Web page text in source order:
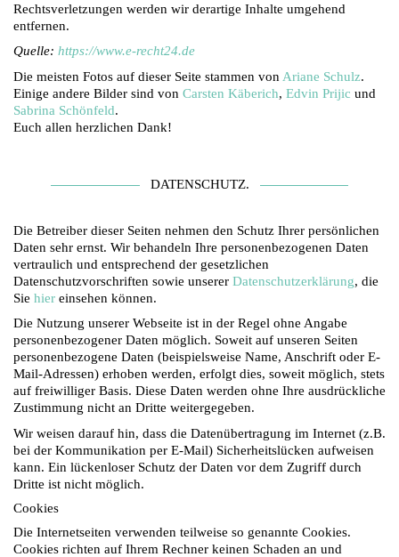
Rechtsverletzungen werden wir derartige Inhalte umgehend
entfernen.
Quelle: https://www.e-recht24.de
Die meisten Fotos auf dieser Seite stammen von Ariane Schulz.
Einige andere Bilder sind von Carsten Käberich, Edvin Prijic und
Sabrina Schönfeld.
Euch allen herzlichen Dank!
DATENSCHUTZ.
Die Betreiber dieser Seiten nehmen den Schutz Ihrer persönlichen
Daten sehr ernst. Wir behandeln Ihre personenbezogenen Daten
vertraulich und entsprechend der gesetzlichen
Datenschutzvorschriften sowie unserer Datenschutzerklärung, die
Sie hier einsehen können.
Die Nutzung unserer Webseite ist in der Regel ohne Angabe
personenbezogener Daten möglich. Soweit auf unseren Seiten
personenbezogene Daten (beispielsweise Name, Anschrift oder E-
Mail-Adressen) erhoben werden, erfolgt dies, soweit möglich, stets
auf freiwilliger Basis. Diese Daten werden ohne Ihre ausdrückliche
Zustimmung nicht an Dritte weitergegeben.
Wir weisen darauf hin, dass die Datenübertragung im Internet (z.B.
bei der Kommunikation per E-Mail) Sicherheitslücken aufweisen
kann. Ein lückenloser Schutz der Daten vor dem Zugriff durch
Dritte ist nicht möglich.
Cookies
Die Internetseiten verwenden teilweise so genannte Cookies.
Cookies richten auf Ihrem Rechner keinen Schaden an und